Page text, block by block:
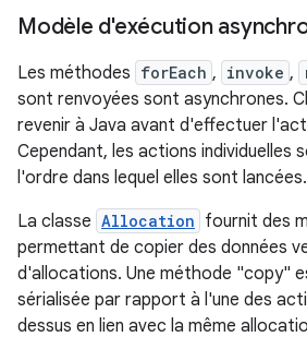
Modèle d'exécution
Les méthodes forEach , invoke ,
sont renvoyées sont asynchrones.
revenir à Java avant d'effectuer
Cependant, les actions individuelles
l'ordre dans lequel elles sont lancées.
La classe Allocation fournit des
permettant de copier des données
d'allocations. Une méthode "copy"
sérialisée par rapport à l'une des
dessus en lien avec la même